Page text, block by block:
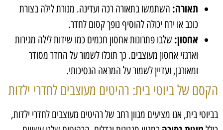
תאורה: השתמשו בתאורה רכה ועדינה. מנורת לילה בצורת
כוכב או ירח יכולה להוסיף נופך קסום לחדר.
אחסון: שלבו פתרונות אחסון חכמים כמו שידות לילה מגירות
וארגזי אחסון מעוצבים. כך תוכלו לשמור על החדר מסודר
ומאורגן, ועדיין לשמור על המראה הנסיכותי.
הקסם של ביוטי בית: רהיטים מעוצבים לחדרי ילדות
בביוטי בית, אנו מציעים מגוון רחב של רהיטים מעוצבים לחדרי ילדות,